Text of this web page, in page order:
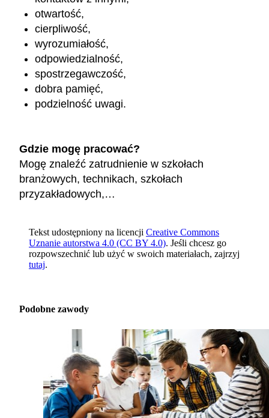
otwartość,
cierpliwość,
wyrozumiałość,
odpowiedzialność,
spostrzegawczość,
dobra pamięć,
podzielność uwagi.
Gdzie mogę pracować?
Mogę znaleźć zatrudnienie w szkołach
branżowych, technikach, szkołach
przyzakładowych,…
Tekst udostępniony na licencji Creative Commons
Uznanie autorstwa 4.0 (CC BY 4.0). Jeśli chcesz go
rozpowszechnić lub użyć w swoich materiałach, zajrzyj
tutaj.
Podobne zawody